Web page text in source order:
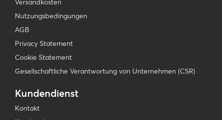
Versandkosten
Nutzungsbedingungen
AGB
Privacy Statement
Cookie Statement
Gesellschaftliche Verantwortung von Unternehmen (CSR)
Kundendienst
Kontakt